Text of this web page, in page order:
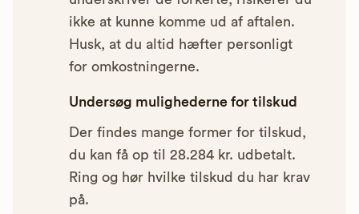
ikke at kunne komme ud af aftalen.
Husk, at du altid hæfter personligt
for omkostningerne.
Undersøg mulighederne for tilskud
Der findes mange former for tilskud,
du kan få op til 28.284 kr. udbetalt.
Ring og hør hvilke tilskud du har krav
på.